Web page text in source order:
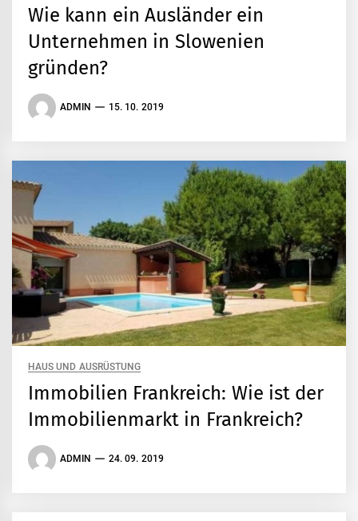
Wie kann ein Ausländer ein
Unternehmen in Slowenien
gründen?
ADMIN 15. 10. 2019
HAUS UND AUSRÜSTUNG
Immobilien Frankreich: Wie ist der
Immobilienmarkt in Frankreich?
ADMIN 24. 09. 2019